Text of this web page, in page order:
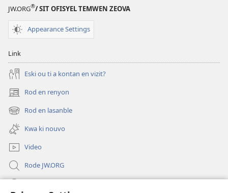
JW.ORG®/ SIT OFISYEL TEMWEN ZEOVA
Appearance Settings
Link
Eski ou ti a kontan en vizit?
Rod en renyon
(opens
new
window)
Rod en lasanble
(opens
new
window)
Kwa ki nouvo
Video
Rode JW.ORG